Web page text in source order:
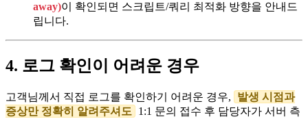
away)이 확인되면 스크립트/쿼리 최적화 방향을 안내드
립니다.
4. 로그 확인이 어려운 경우
고객님께서 직접 로그를 확인하기 어려운 경우,
발생 시점과
증상만 정확히 알려주셔도
1:1 문의 접수 후 담당자가 서버 측